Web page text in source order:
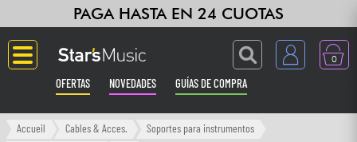
PAGA HASTA EN 24 CUOTAS
0
OFERTAS NOVEDADES GUÍAS DE COMPRA
Langue
Accueil Cables & Acces.
Soportes para instrumentos